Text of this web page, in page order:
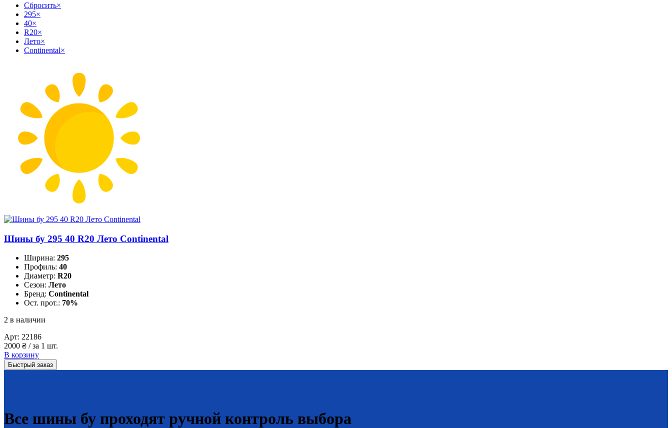
Сбросить×
295×
40×
R20×
Лето×
Continental×
Шины бу 295 40 R20 Лето Continental
Ширина: 295
Профиль: 40
Диаметр: R20
Сезон: Лето
Бренд: Continental
Ост. прот.: 70%
2 в наличии
Арт: 22186
2000 ₴ / за 1 шт.
В корзину
Быстрый заказ
Все шины бу проходят ручной контроль выбора